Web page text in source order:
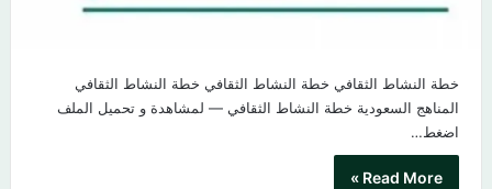
خطة النشاط الثقافي خطة النشاط الثقافي خطة النشاط الثقافي
المناهج السعودية خطة النشاط الثقافي — لمشاهدة و تحميل الملف
اضغط…
Read More »